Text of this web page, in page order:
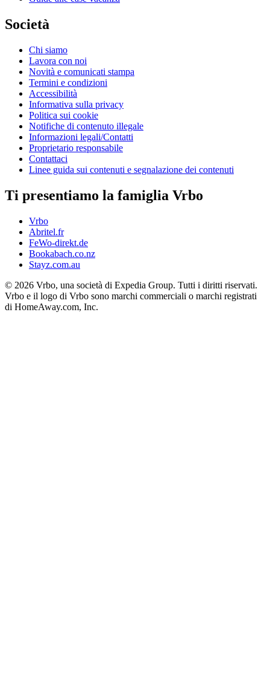
Società
Chi siamo
Lavora con noi
Novità e comunicati stampa
Termini e condizioni
Accessibilità
Informativa sulla privacy
Politica sui cookie
Notifiche di contenuto illegale
Informazioni legali/Contatti
Proprietario responsabile
Contattaci
Linee guida sui contenuti e segnalazione dei contenuti
Ti presentiamo la famiglia Vrbo
Vrbo
Abritel.fr
FeWo-direkt.de
Bookabach.co.nz
Stayz.com.au
© 2026 Vrbo, una società di Expedia Group. Tutti i diritti riservati.
Vrbo e il logo di Vrbo sono marchi commerciali o marchi registrati
di HomeAway.com, Inc.